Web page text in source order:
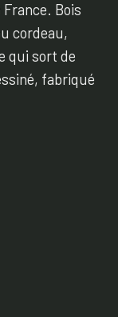
Bois
cordeau,
qui sort de
fabriqué